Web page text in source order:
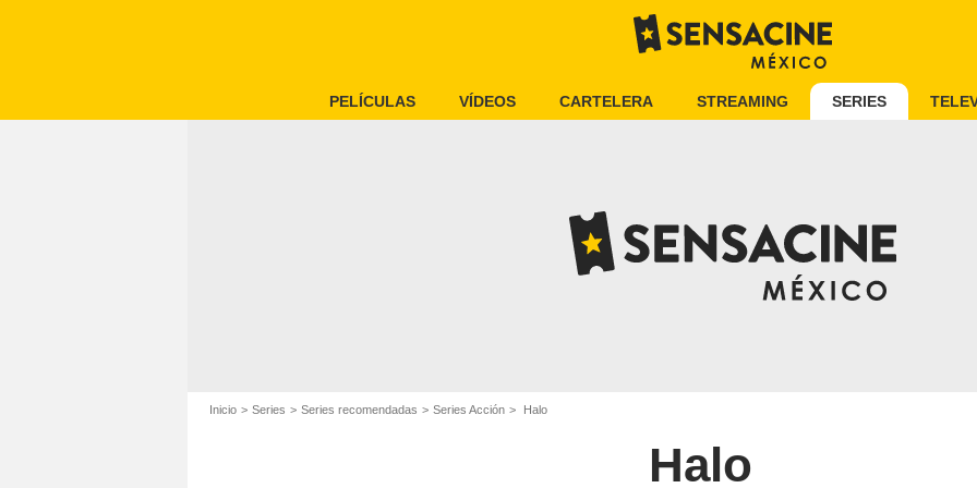
PELÍCULAS VÍDEOS CARTELERA STREAMING SERIES
Inicio Series Series recomendadas Series Acción Halo
Halo